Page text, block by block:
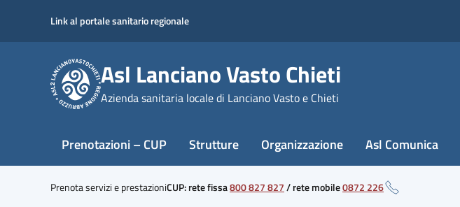
content
Link al portale sanitario regionale
Asl Lanciano Vasto Chieti
Azienda sanitaria locale di Lanciano Vasto e Chieti
Prenotazioni – CUP Strutture Organizzazione Asl Comunica
Prenota servizi e prestazioniCUP: rete fissa800 827 827/rete mobile0872 226